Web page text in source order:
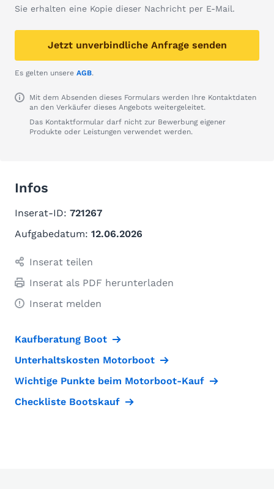
Sie erhalten eine Kopie dieser Nachricht per E-Mail.
Jetzt unverbindliche Anfrage senden
Es gelten unsere AGB.
Mit dem Absenden dieses Formulars werden Ihre Kontaktdaten
an den Verkäufer dieses Angebots weitergeleitet.
Das Kontaktformular darf nicht zur Bewerbung eigener
Produkte oder Leistungen verwendet werden.
Infos
Inserat-ID: 721267
Aufgabedatum: 12.06.2026
Inserat teilen
Inserat als PDF herunterladen
Inserat melden
Kaufberatung Boot
Unterhaltskosten Motorboot
Wichtige Punkte beim Motorboot-Kauf
Checkliste Bootskauf